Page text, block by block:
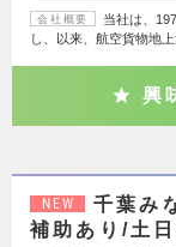
会社概要
当社は、
し、以来、航空貨物地
興
NEW
千葉み
補助あり/土